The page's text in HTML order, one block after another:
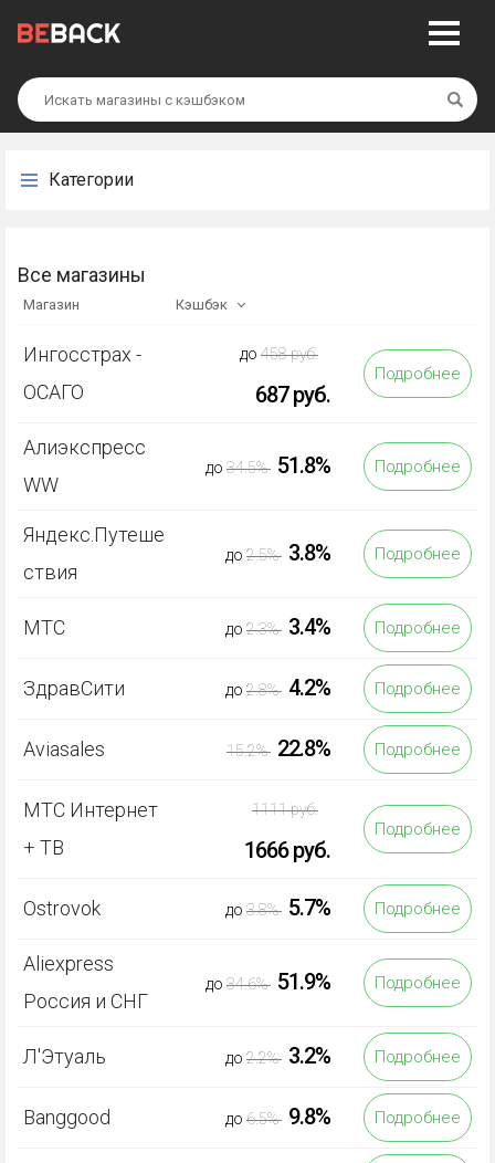
Все магазины
Магазин Кэшбэк
Ингосстрах -
ОСАГО
до 458 руб.
687 руб.
Подробнее
Алиэкспресс
WW
до 34.5% 51.8% Подробнее
Яндекс.Путеше
ствия
до 2.5% 3.8% Подробнее
МТС до 2.3% 3.4% Подробнее
ЗдравСити до 2.8% 4.2% Подробнее
Aviasales 15.2% 22.8% Подробнее
МТС Интернет
+ ТВ
1111 руб.
1666 руб.
Подробнее
Ostrovok до 3.8% 5.7% Подробнее
Aliexpress
Россия и СНГ
до 34.6% 51.9% Подробнее
Л'Этуаль до 2.2% 3.2% Подробнее
Banggood до 6.5% 9.8% Подробнее
Категории